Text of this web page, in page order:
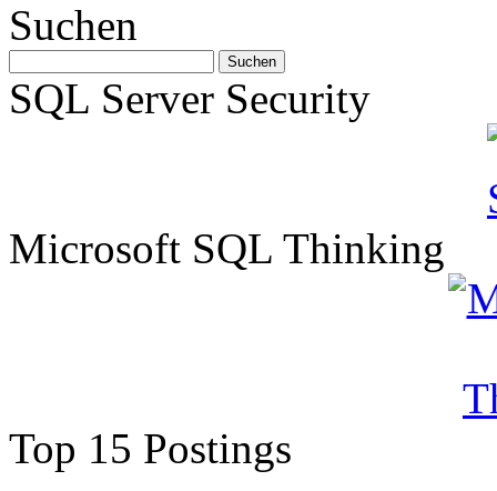
Suchen
SQL Server Security
Microsoft SQL Thinking
Top 15 Postings